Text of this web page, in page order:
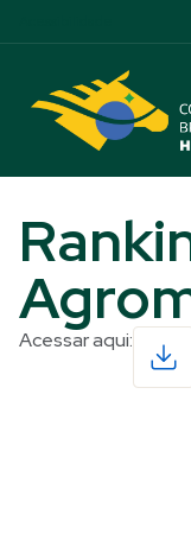
Acessar aqui: